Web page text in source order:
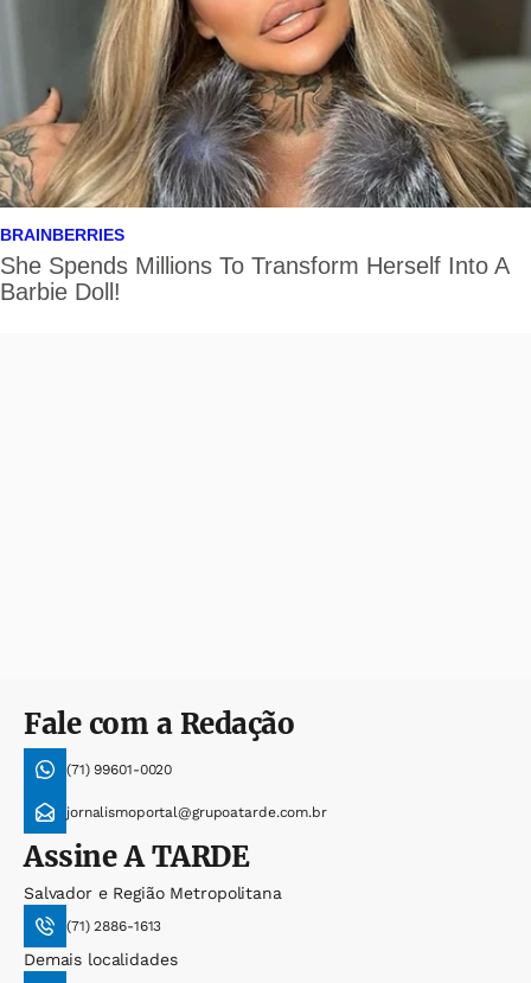
Fale com a Redação
(71) 99601-0020
jornalismoportal@grupoatarde.com.br
AssineA TARDE
Salvador e Região Metropolitana
(71) 2886-1613
Demais localidades